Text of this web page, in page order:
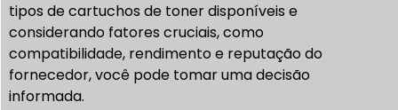
tipos de cartuchos de toner disponíveis e
considerando fatores cruciais, como
compatibilidade, rendimento e reputação do
fornecedor, você pode tomar uma decisão
informada.